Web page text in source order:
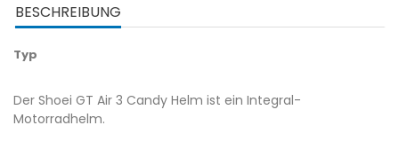
BESCHREIBUNG
Typ
Der Shoei GT Air 3 Candy Helm ist ein Integral-
Motorradhelm.